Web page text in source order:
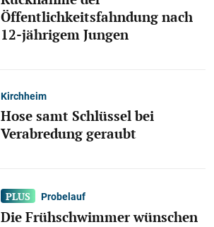
Öffentlichkeitsfahndung nach
12-jährigem Jungen
Kirchheim
Hose samt Schlüssel bei
Verabredung geraubt
Probelauf
Die Frühschwimmer wünschen